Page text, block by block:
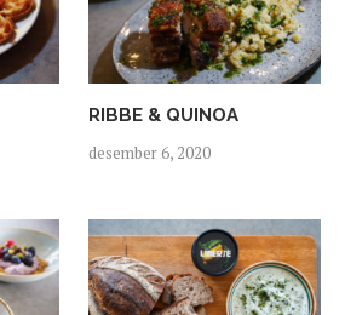
RIBBE & QUINOA
desember 6, 2020